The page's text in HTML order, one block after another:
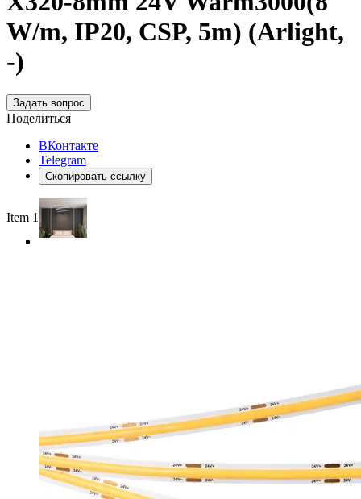
W/m, IP20, CSP, 5m) (Arlight,
-)
Задать вопрос
Поделиться
ВКонтакте
Telegram
Скопировать ссылку
Item 1 of 6